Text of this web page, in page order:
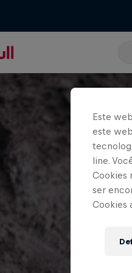
Este
este
line.
Cookies
ser
Cookies